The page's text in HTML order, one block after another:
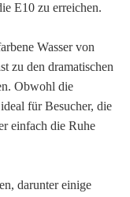
E10 zu erreichen.
Wasser von
zu den dramatischen
Obwohl die
für Besucher, die
einfach die Ruhe
darunter einige